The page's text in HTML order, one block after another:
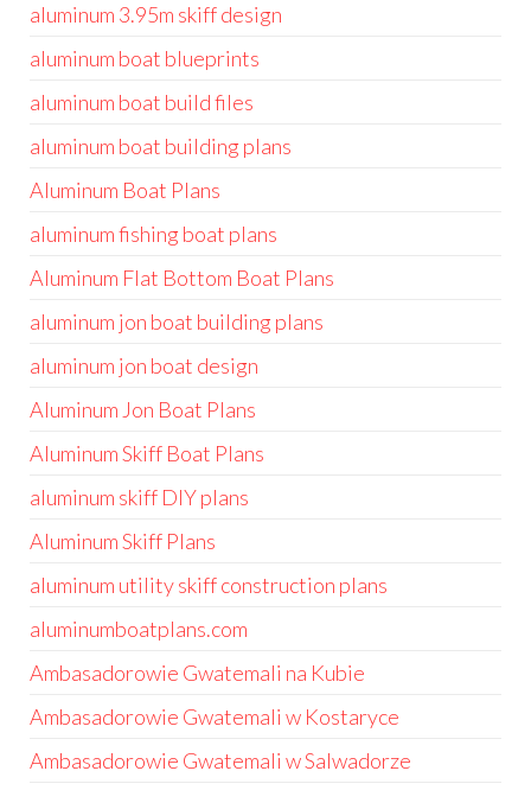
aluminum 3.95m skiff design
aluminum boat blueprints
aluminum boat build files
aluminum boat building plans
Aluminum Boat Plans
aluminum fishing boat plans
Aluminum Flat Bottom Boat Plans
aluminum jon boat building plans
aluminum jon boat design
Aluminum Jon Boat Plans
Aluminum Skiff Boat Plans
aluminum skiff DIY plans
Aluminum Skiff Plans
aluminum utility skiff construction plans
aluminumboatplans.com
Ambasadorowie Gwatemali na Kubie
Ambasadorowie Gwatemali w Kostaryce
Ambasadorowie Gwatemali w Salwadorze